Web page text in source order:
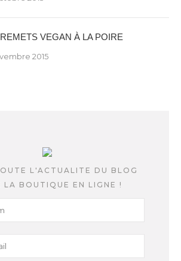
VEGAN À LA POIRE
2015
L'ACTUALITE DU BLOG
LA BOUTIQUE EN LIGNE !